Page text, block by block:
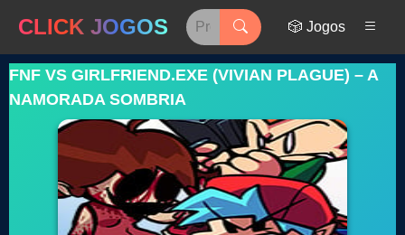
CLICK JOGOS 🎲 Jogos
FNF VS GIRLFRIEND.EXE (VIVIAN PLAGUE) – A
NAMORADA SOMBRIA